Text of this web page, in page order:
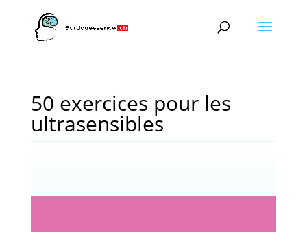
50 exercices pour les
ultrasensibles